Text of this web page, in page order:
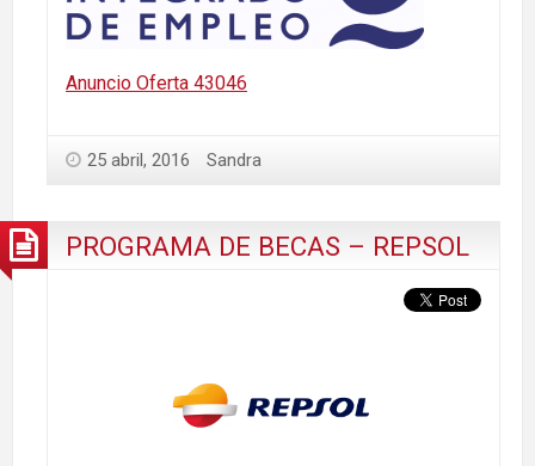
Anuncio Oferta 43046
25 abril, 2016 Sandra
PROGRAMA DE BECAS – REPSOL